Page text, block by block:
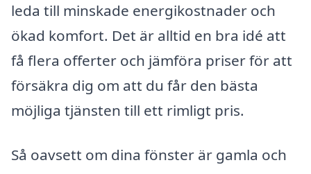
leda till minskade energikostnader och
ökad komfort. Det är alltid en bra idé att
få flera offerter och jämföra priser för att
försäkra dig om att du får den bästa
möjliga tjänsten till ett rimligt pris.
Så oavsett om dina fönster är gamla och